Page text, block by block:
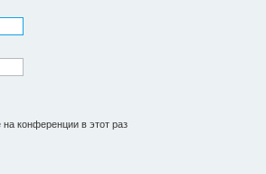
конференции в этот раз